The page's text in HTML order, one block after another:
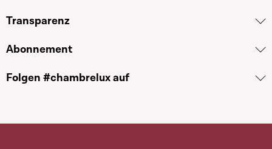
Transparenz
Abonnement
Folgen #chambrelux auf